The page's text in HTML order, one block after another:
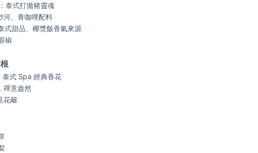
：泰式打拋豬靈魂
河、青咖哩配料
式甜品、椰漿飯香氣來源
椒
泰式 Spa 經典香花
禪意盎然
花籬